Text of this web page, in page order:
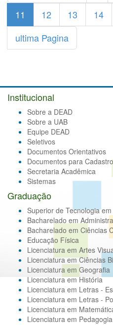
11
12 13 14
ultima Pagina
Institucional
Sobre a DEAD
Sobre a UAB
Equipe DEAD
Seletivos
Documentos Orientativos
Documentos para
Secretaria Acadêmica
Sistemas
Graduação
Superior de Tecnologia
Bacharelado em
Bacharelado em Ciências
Educação Física
Licenciatura em Artes
Licenciatura em Ciências
Licenciatura em Geografia
Licenciatura em História
Licenciatura em Letras -
Licenciatura em Letras -
Licenciatura em
Licenciatura em Pedagogia